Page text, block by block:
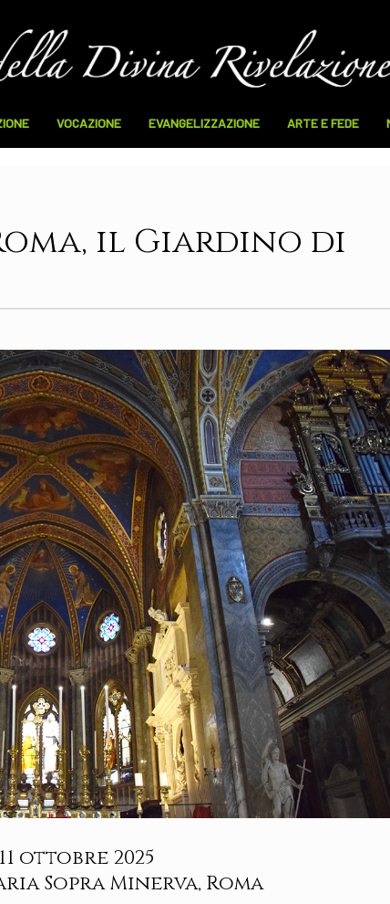
VOCAZIONE EVANGELIZZAZIONE ARTE E FEDE
il Giardino di
ottobre 2025
Sopra Minerva, Roma